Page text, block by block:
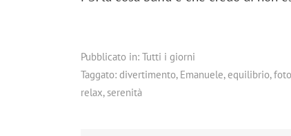
Pubblicato in: Tutti i giorni
Taggato: divertimento, Emanuele,equilibrio,foto
relax,serenità